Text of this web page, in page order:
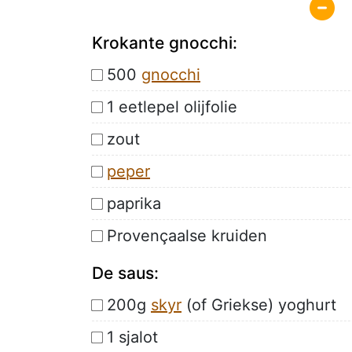
Krokante gnocchi:
500 gnocchi
1 eetlepel olijfolie
zout
peper
paprika
Provençaalse kruiden
De saus:
200g skyr (of Griekse) yoghurt
1 sjalot